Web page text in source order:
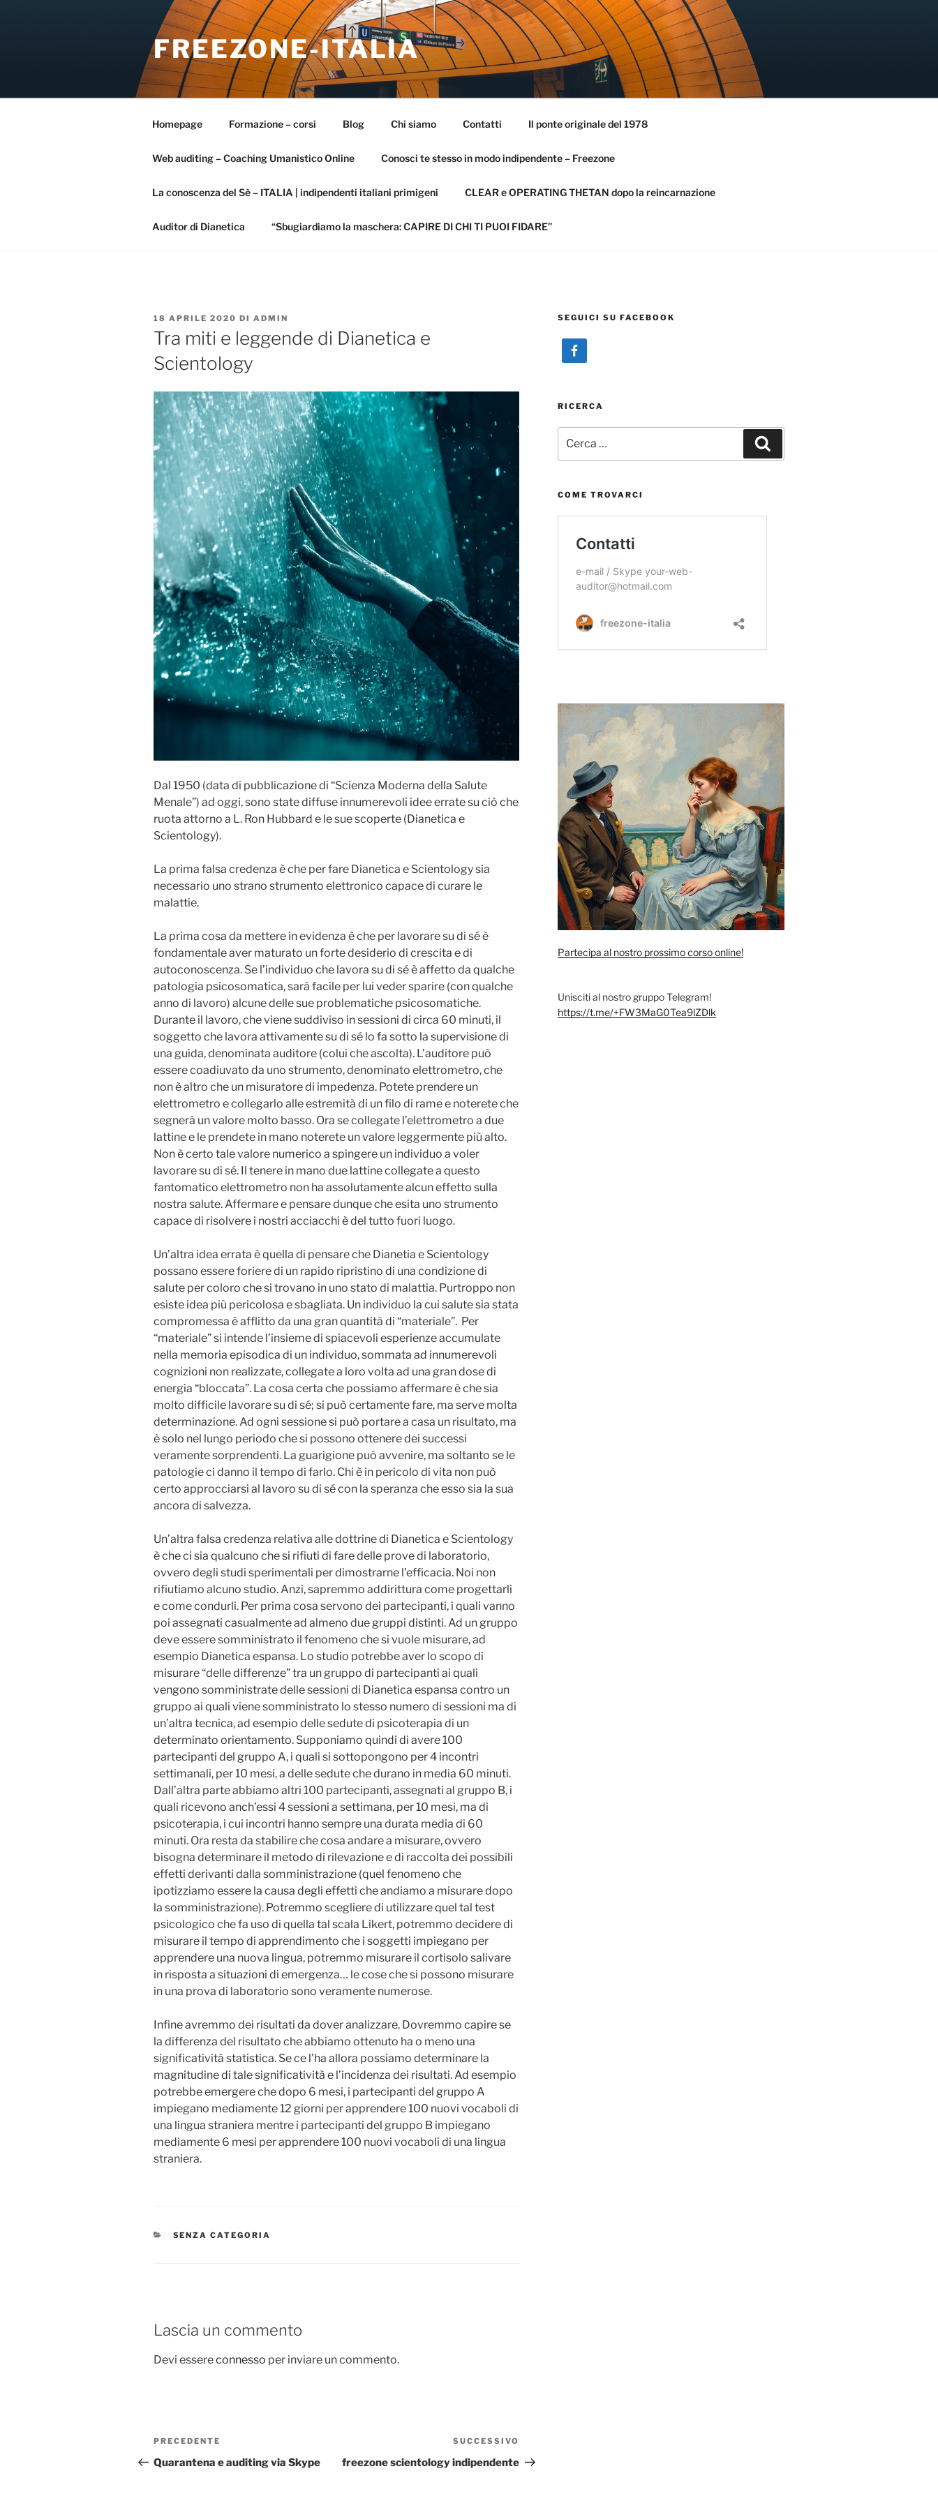
FREEZONE-ITALIA
Homepage Formazione – corsi Blog Chi siamo Contatti Il ponte originale del 1978
Web auditing – Coaching Umanistico Online Conosci te stesso in modo indipendente – Freezone
La conoscenza del Sè – ITALIA | indipendenti italiani primigeni CLEAR e OPERATING THETAN dopo la reincarnazione
Auditor di Dianetica “Sbugiardiamo la maschera: CAPIRE DI CHI TI PUOI FIDARE”
PUBBLICATO
IL
18 APRILE 2020 DI ADMIN
Tra miti e leggende di Dianetica e
Scientology
Dal 1950 (data di pubblicazione di “Scienza Moderna della Salute
Menale”) ad oggi, sono state diffuse innumerevoli idee errate su ciò che
ruota attorno a L. Ron Hubbard e le sue scoperte (Dianetica e
Scientology).
La prima falsa credenza è che per fare Dianetica e Scientology sia
necessario uno strano strumento elettronico capace di curare le
malattie.
La prima cosa da mettere in evidenza è che per lavorare su di sé è
fondamentale aver maturato un forte desiderio di crescita e di
autoconoscenza. Se l’individuo che lavora su di sé è affetto da qualche
patologia psicosomatica, sarà facile per lui veder sparire (con qualche
anno di lavoro) alcune delle sue problematiche psicosomatiche.
Durante il lavoro, che viene suddiviso in sessioni di circa 60 minuti, il
soggetto che lavora attivamente su di sé lo fa sotto la supervisione di
una guida, denominata auditore (colui che ascolta). L’auditore può
essere coadiuvato da uno strumento, denominato elettrometro, che
non è altro che un misuratore di impedenza. Potete prendere un
elettrometro e collegarlo alle estremità di un filo di rame e noterete che
segnerà un valore molto basso. Ora se collegate l’elettrometro a due
lattine e le prendete in mano noterete un valore leggermente più alto.
Non è certo tale valore numerico a spingere un individuo a voler
lavorare su di sé. Il tenere in mano due lattine collegate a questo
fantomatico elettrometro non ha assolutamente alcun effetto sulla
nostra salute. Affermare e pensare dunque che esita uno strumento
capace di risolvere i nostri acciacchi è del tutto fuori luogo.
Un’altra idea errata è quella di pensare che Dianetia e Scientology
possano essere foriere di un rapido ripristino di una condizione di
salute per coloro che si trovano in uno stato di malattia. Purtroppo non
esiste idea più pericolosa e sbagliata. Un individuo la cui salute sia stata
compromessa è afflitto da una gran quantità di “materiale”. Per
“materiale” si intende l’insieme di spiacevoli esperienze accumulate
nella memoria episodica di un individuo, sommata ad innumerevoli
cognizioni non realizzate, collegate a loro volta ad una gran dose di
energia “bloccata”. La cosa certa che possiamo affermare è che sia
molto difficile lavorare su di sé; si può certamente fare, ma serve molta
determinazione. Ad ogni sessione si può portare a casa un risultato, ma
è solo nel lungo periodo che si possono ottenere dei successi
veramente sorprendenti. La guarigione può avvenire, ma soltanto se le
patologie ci danno il tempo di farlo. Chi è in pericolo di vita non può
certo approcciarsi al lavoro su di sé con la speranza che esso sia la sua
ancora di salvezza.
Un’altra falsa credenza relativa alle dottrine di Dianetica e Scientology
è che ci sia qualcuno che si rifiuti di fare delle prove di laboratorio,
ovvero degli studi sperimentali per dimostrarne l’efficacia. Noi non
rifiutiamo alcuno studio. Anzi, sapremmo addirittura come progettarli
e come condurli. Per prima cosa servono dei partecipanti, i quali vanno
poi assegnati casualmente ad almeno due gruppi distinti. Ad un gruppo
deve essere somministrato il fenomeno che si vuole misurare, ad
esempio Dianetica espansa. Lo studio potrebbe aver lo scopo di
misurare “delle differenze” tra un gruppo di partecipanti ai quali
vengono somministrate delle sessioni di Dianetica espansa contro un
gruppo ai quali viene somministrato lo stesso numero di sessioni ma di
un’altra tecnica, ad esempio delle sedute di psicoterapia di un
determinato orientamento. Supponiamo quindi di avere 100
partecipanti del gruppo A, i quali si sottopongono per 4 incontri
settimanali, per 10 mesi, a delle sedute che durano in media 60 minuti.
Dall’altra parte abbiamo altri 100 partecipanti, assegnati al gruppo B, i
quali ricevono anch’essi 4 sessioni a settimana, per 10 mesi, ma di
psicoterapia, i cui incontri hanno sempre una durata media di 60
minuti. Ora resta da stabilire che cosa andare a misurare, ovvero
bisogna determinare il metodo di rilevazione e di raccolta dei possibili
effetti derivanti dalla somministrazione (quel fenomeno che
ipotizziamo essere la causa degli effetti che andiamo a misurare dopo
la somministrazione). Potremmo scegliere di utilizzare quel tal test
psicologico che fa uso di quella tal scala Likert, potremmo decidere di
misurare il tempo di apprendimento che i soggetti impiegano per
apprendere una nuova lingua, potremmo misurare il cortisolo salivare
in risposta a situazioni di emergenza… le cose che si possono misurare
in una prova di laboratorio sono veramente numerose.
Infine avremmo dei risultati da dover analizzare. Dovremmo capire se
la differenza del risultato che abbiamo ottenuto ha o meno una
significatività statistica. Se ce l’ha allora possiamo determinare la
magnitudine di tale significatività e l’incidenza dei risultati. Ad esempio
potrebbe emergere che dopo 6 mesi, i partecipanti del gruppo A
impiegano mediamente 12 giorni per apprendere 100 nuovi vocaboli di
una lingua straniera mentre i partecipanti del gruppo B impiegano
mediamente 6 mesi per apprendere 100 nuovi vocaboli di una lingua
straniera.
CATEGORIE
SENZA CATEGORIA
Lascia un commento
Devi essereconnesso per inviare un commento.
Navigazione
articoli
Articolo
precedente:
PRECEDENTE
Quarantena e auditing via Skype
successivo
SUCCESSIVO
freezone scientology indipendente
SEGUICI SU FACEBOOK
RICERCA
COME TROVARCI
Partecipa al nostro prossimo corso online!
Unisciti al nostro gruppo Telegram!
https://t.me/+FW3MaG0Tea9lZDlk